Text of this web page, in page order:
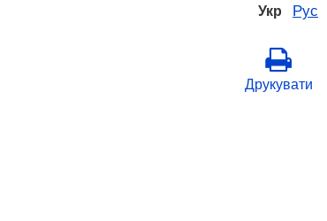
Укр Рус
Друкувати